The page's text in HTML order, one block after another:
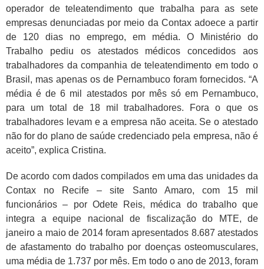
operador de teleatendimento que trabalha para as sete
empresas denunciadas por meio da Contax adoece a partir
de 120 dias no emprego, em média. O Ministério do
Trabalho pediu os atestados médicos concedidos aos
trabalhadores da companhia de teleatendimento em todo o
Brasil, mas apenas os de Pernambuco foram fornecidos. “A
média é de 6 mil atestados por mês só em Pernambuco,
para um total de 18 mil trabalhadores. Fora o que os
trabalhadores levam e a empresa não aceita. Se o atestado
não for do plano de saúde credenciado pela empresa, não é
aceito”, explica Cristina.
De acordo com dados compilados em uma das unidades da
Contax no Recife – site Santo Amaro, com 15 mil
funcionários – por Odete Reis, médica do trabalho que
integra a equipe nacional de fiscalização do MTE, de
janeiro a maio de 2014 foram apresentados 8.687 atestados
de afastamento do trabalho por doenças osteomusculares,
uma média de 1.737 por mês. Em todo o ano de 2013, foram